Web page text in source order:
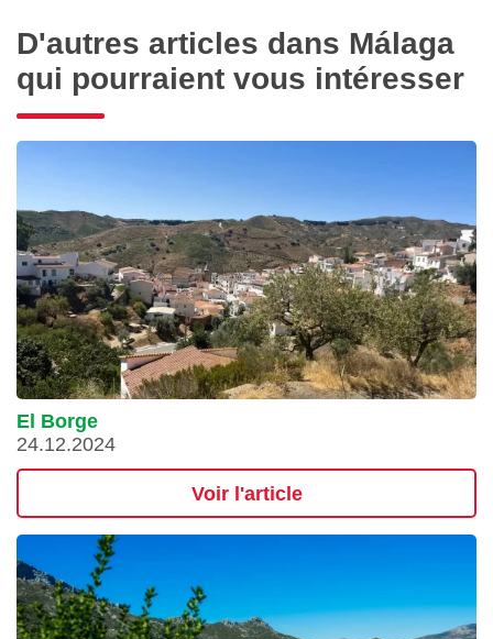
D'autres articles dans Málaga
qui pourraient vous intéresser
El Borge
24.12.2024
Voir l'article